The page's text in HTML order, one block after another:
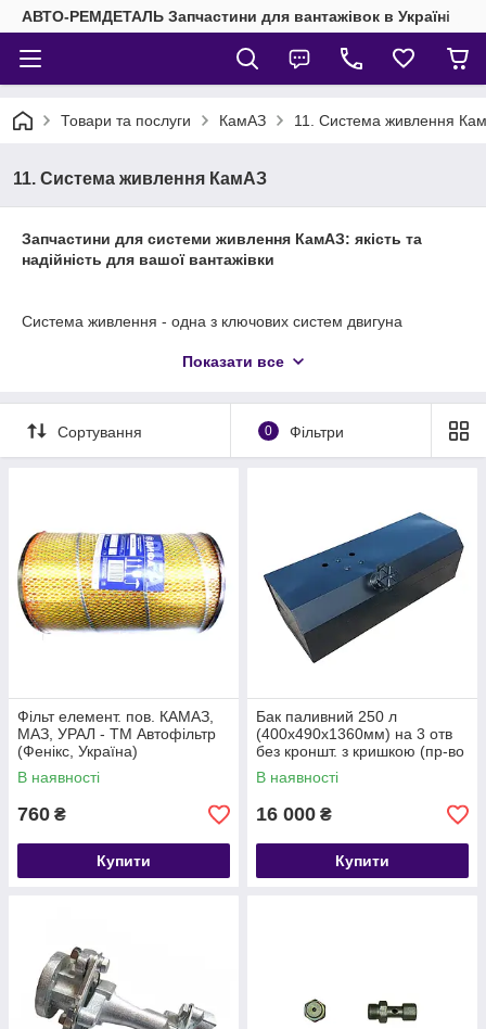
АВТО-РЕМДЕТАЛЬ Запчастини для вантажівок в Україні
Товари та послуги КамАЗ 11. Система живлення
11. Система живлення КамАЗ
Запчастини для системи живлення КамАЗ: якість та
надійність для вашої вантажівки
Система живлення - одна з ключових систем двигуна
його потужність, економічність та надійність. У цьому розділі
живлення КамАЗ, необхідні для підтримання двигуна в
ідеальному стані.
Ми пропонуємо широкий асортимент для різних моделей
тонкого та грубого очищення, а також розпилювачі,
плунжерні пари, паливопровод
и та інші компоненти.
Чому варто вибрати нас?
Висока якість: Ми працюємо тільки з перевіреними
постачальниками та пропонуємо як оригінальні
запчастини, так і якісні аналоги. Усі деталі мають
сертифікати та проходять суворий контроль.
ЯМЗ та інші модифікації. Ви легко знайдете потрібну
деталь.
Конкурентні ціни:
Завдяки прямим постачанням ми
Професійна консультація
готові допомогти вам із вибором та відповісти на всі
запитання.
моделлю вантажівки. Якщо ви сумніваєтеся, яка саме
запчастина вам потрібна, зв'яжіться з нами – ми допоможемо
зробити правильний вибір.
Замовте запчастини до системи живлення КамАЗ прямо
Показати все
Сортування 0 Фільтри
Фільт елемент. пов. КАМАЗ,
МАЗ, УРАЛ - ТМ Автофільтр
(Фенікс, Україна)
В наявності
760 ₴
Купити
Бак паливний 250 л
(400х490х1360мм) на 3 отв
без кроншт. з кришкою (пр-во
S.I.L.A. AC) 5320-1101010
В наявності
16 000 ₴
Купити